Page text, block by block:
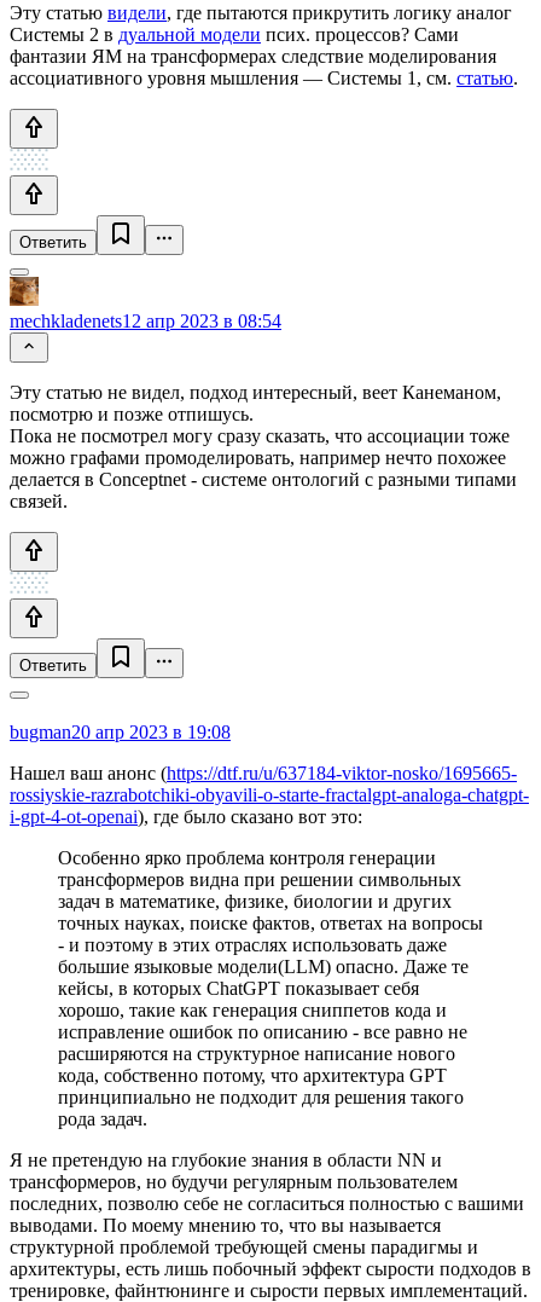
Эту статью видели, где пытаются прикрутить логику аналог
Системы 2 в дуальной модели псих. процессов? Сами
фантазии ЯМ на трансформерах следствие моделирования
ассоциативного уровня мышления — Системы 1, см. статью.
Ответить
mechkladenets12 апр 2023 в 08:54
Эту статью не видел, подход интересный, веет Канеманом,
посмотрю и позже отпишусь.
Пока не посмотрел могу сразу сказать, что ассоциации тоже
можно графами промоделировать, например нечто похожее
делается в Conceptnet - системе онтологий с разными типами
связей.
Ответить
bugman20 апр 2023 в 19:08
Нашел ваш анонс (https://dtf.ru/u/637184-viktor-nosko/1695665-
rossiyskie-razrabotchiki-obyavili-o-starte-fractalgpt-analoga-chatgpt-
i-gpt-4-ot-openai), где было сказано вот это:
Особенно ярко проблема контроля генерации
трансформеров видна при решении символьных
задач в математике, физике, биологии и других
точных науках, поиске фактов, ответах на вопросы
- и поэтому в этих отраслях использовать даже
большие языковые модели(LLM) опасно. Даже те
кейсы, в которых ChatGPT показывает себя
хорошо, такие как генерация сниппетов кода и
исправление ошибок по описанию - все равно не
расширяются на структурное написание нового
кода, собственно потому, что архитектура GPT
принципиально не подходит для решения такого
рода задач.
Я не претендую на глубокие знания в области NN и
трансформеров, но будучи регулярным пользователем
последних, позволю себе не согласиться полностью с вашими
выводами. По моему мнению то, что вы называется
структурной проблемой требующей смены парадигмы и
архитектуры, есть лишь побочный эффект сырости подходов в
тренировке, файнтюнинге и сырости первых имплементаций.